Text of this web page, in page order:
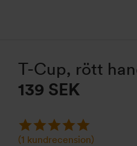
T-Cup, rött
139 SEK
(1 kundrecension)